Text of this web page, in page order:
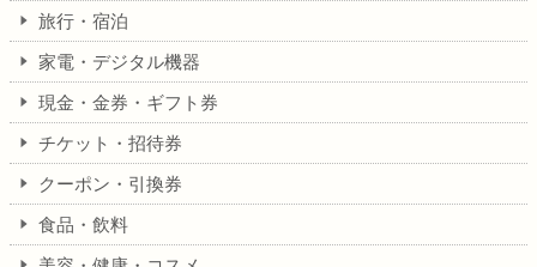
旅行・宿泊
家電・デジタル機器
現金・金券・ギフト券
チケット・招待券
クーポン・引換券
食品・飲料